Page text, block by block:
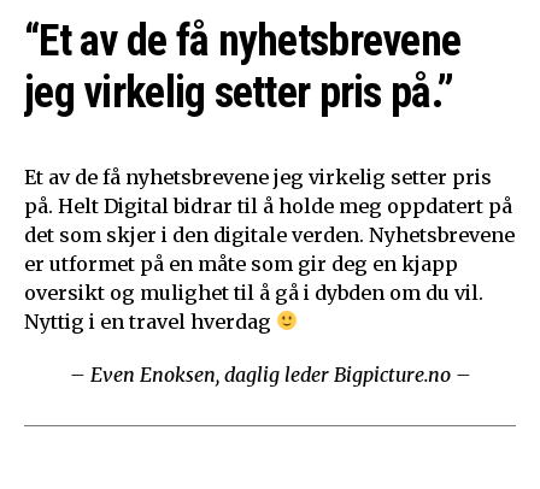
“Et av de få nyhetsbrevene
jeg virkelig setter pris på.”
Et av de få nyhetsbrevene jeg virkelig setter pris
på. Helt Digital bidrar til å holde meg oppdatert på
det som skjer i den digitale verden. Nyhetsbrevene
er utformet på en måte som gir deg en kjapp
oversikt og mulighet til å gå i dybden om du vil.
Nyttig i en travel hverdag
– Even Enoksen, daglig leder Bigpicture.no –